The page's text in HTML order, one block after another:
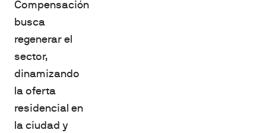
Compensación
busca
regenerar el
sector,
dinamizando
la oferta
residencial en
la ciudad y